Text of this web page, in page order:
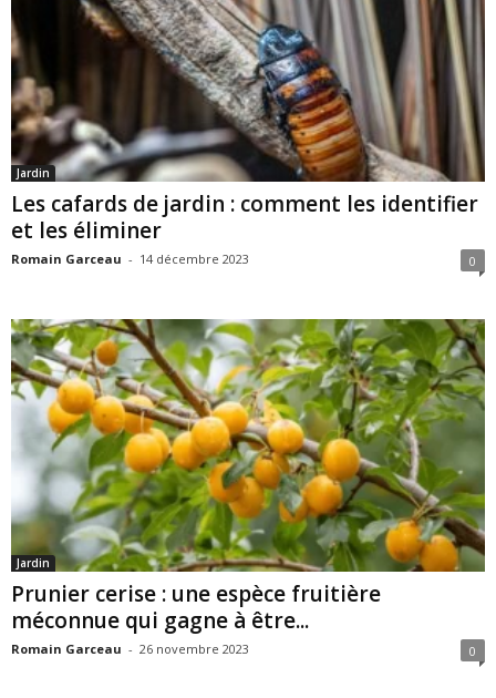
Jardin
Les cafards de jardin : comment les identifier
et les éliminer
Romain Garceau - 14 décembre 2023 0
Jardin
Prunier cerise : une espèce fruitière
méconnue qui gagne à être...
Romain Garceau - 26 novembre 2023 0